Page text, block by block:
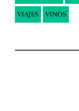
VIAJES VINOS